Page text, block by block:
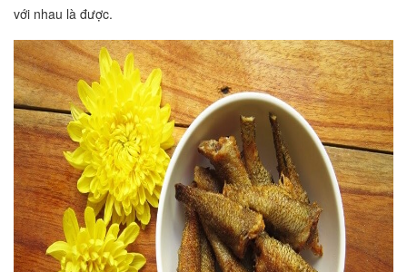
với nhau là được.